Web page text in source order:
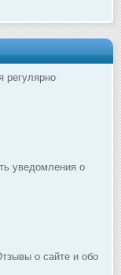
регулярно
уведомления о
о сайте и обо